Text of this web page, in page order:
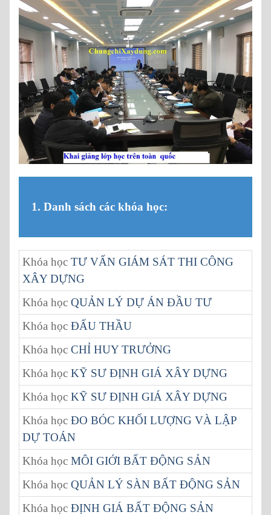
1. Danh sách các khóa học:
Khóa học TƯ VẤN GIÁM SÁT THI CÔNG
XÂY DỰNG
Khóa học QUẢN LÝ DỰ ÁN ĐẦU TƯ
Khóa học ĐẤU THẦU
Khóa học CHỈ HUY TRƯỞNG
Khóa học KỸ SƯ ĐỊNH GIÁ XÂY DỰNG
Khóa học KỸ SƯ ĐỊNH GIÁ XÂY DỰNG
Khóa học ĐO BÓC KHỐI LƯỢNG VÀ LẬP
DỰ TOÁN
Khóa học MÔI GIỚI BẤT ĐỘNG SẢN
Khóa học QUẢN LÝ SÀN BẤT ĐỘNG SẢN
Khóa học ĐỊNH GIÁ BẤT ĐỘNG SẢN